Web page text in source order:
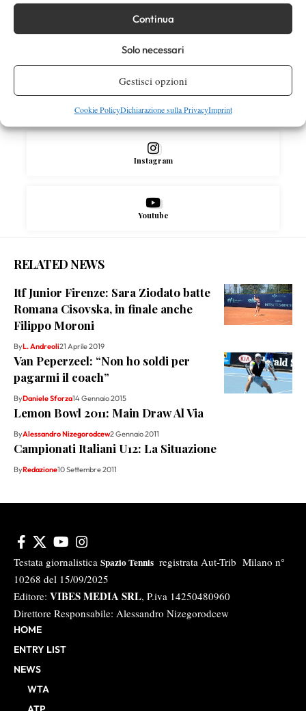
Continua
Solo necessari
Gestisci opzioni
Cookie PolicyDichiarazione sulla PrivacyImprint
SOCIAL
Facebook
X
Instagram
Youtube
RELATED NEWS
Itf Junior Firenze: Sara Ziodato batte
Romana Cisovska, in finale anche
Filippo Moroni
ByL. Andreoli21 Aprile 2019
Van Peperzeel: “Non ho soldi per
pagarmi il coach”
ByDaniele Sforza14 Gennaio 2015
Lemon Bowl 2011: Main Draw Al Via
ByAlessandro Nizegorodcew2 Gennaio 2011
Campionati Italiani U12: La Situazione
ByRedazione10 Settembre 2011
Testata giornalistica Spazio Tennis registrata Aut-Trib Milano n°
10268 del 15/09/2025
Editore: VIBES MEDIA SRL, P.iva 14250480960
Direttore Responsabile: Alessandro Nizegorodcew
HOME
ENTRY LIST
NEWS
WTA